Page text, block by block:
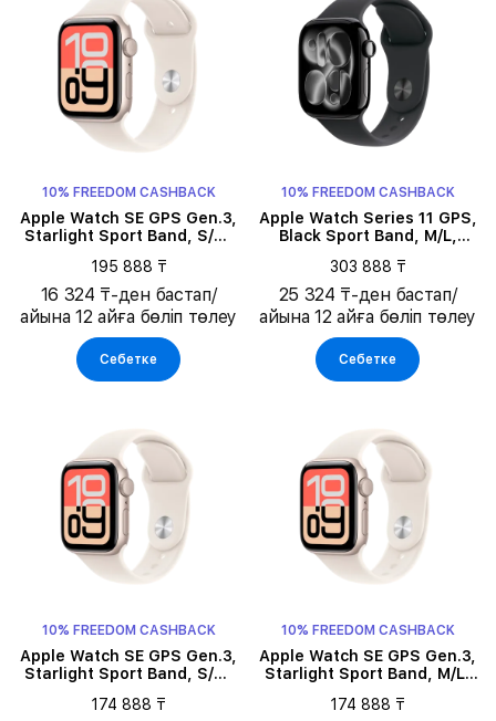
10% FREEDOM CASHBACK
Apple Watch SE GPS Gen.3,
Starlight Sport Band, S/M,
195 888 ₸
16 324 ₸-ден бастап/
айына 12 айға бөліп төлеу
Себетке
10% FREEDOM CASHBACK
Apple Watch Series 11 GPS,
Black Sport Band, M/L,
303 888 ₸
25 324 ₸-ден бастап/
айына 12 айға бөліп төлеу
Себетке
10% FREEDOM CASHBACK
Apple Watch SE GPS Gen.3,
Starlight Sport Band, S/M,
174 888 ₸
10% FREEDOM CASHBACK
Apple Watch SE GPS Gen.3,
Starlight Sport Band, M/L,
174 888 ₸